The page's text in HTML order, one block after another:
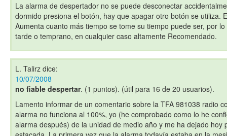
La alarma de despertador no se puede desconectar
dormido presiona el botón, hay que apagar otro botón se utiliza.
Aumenta cuanto más tiempo se tome su tiempo puede ser, por
tarde o temprano, en cualquier caso altamente Recomendado.
L. Talirz dice:
10/07/2008
no fiable despertar. (1 puntos). (útil para 16 de 20 usuarios).
Lamento informar de un comentario sobre la TFA 981038 radio
alarma no funciona al 100%, yo (he comprobado como lo he
alarma después) de la unidad de medio año y me ha dejado hoy